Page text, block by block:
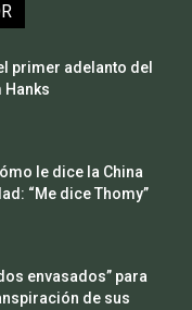
primer adelanto del
Hanks
le dice la China
“Me dice Thomy”
envasados” para
de sus